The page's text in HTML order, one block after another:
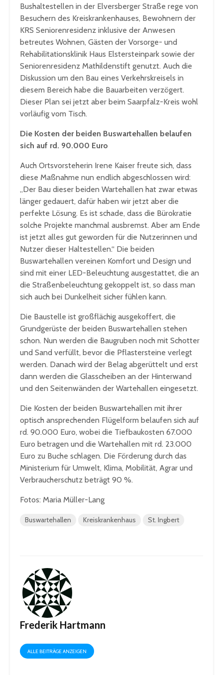
Bushaltestellen in der Elversberger Straße rege von
Besuchern des Kreiskrankenhauses, Bewohnern der
KRS Seniorenresidenz inklusive der Anwesen
betreutes Wohnen, Gästen der Vorsorge- und
Rehabilitationsklinik Haus Elstersteinpark sowie der
Seniorenresidenz Mathildenstift genutzt. Auch die
Diskussion um den Bau eines Verkehrskreisels in
diesem Bereich habe die Bauarbeiten verzögert.
Dieser Plan sei jetzt aber beim Saarpfalz-Kreis wohl
vorläufig vom Tisch.
Die Kosten der beiden Buswartehallen belaufen
sich auf rd. 90.000 Euro
Auch Ortsvorsteherin Irene Kaiser freute sich, dass
diese Maßnahme nun endlich abgeschlossen wird:
„Der Bau dieser beiden Wartehallen hat zwar etwas
länger gedauert, dafür haben wir jetzt aber die
perfekte Lösung. Es ist schade, dass die Bürokratie
solche Projekte manchmal ausbremst. Aber am Ende
ist jetzt alles gut geworden für die Nutzerinnen und
Nutzer dieser Haltestellen.“ Die beiden
Buswartehallen vereinen Komfort und Design und
sind mit einer LED-Beleuchtung ausgestattet, die an
die Straßenbeleuchtung gekoppelt ist, so dass man
sich auch bei Dunkelheit sicher fühlen kann.
Die Baustelle ist großflächig ausgekoffert, die
Grundgerüste der beiden Buswartehallen stehen
schon. Nun werden die Baugruben noch mit Schotter
und Sand verfüllt, bevor die Pflastersteine verlegt
werden. Danach wird der Belag abgerüttelt und erst
dann werden die Glasscheiben an der Hinterwand
und den Seitenwänden der Wartehallen eingesetzt.
Die Kosten der beiden Buswartehallen mit ihrer
optisch ansprechenden Flügelform belaufen sich auf
rd. 90.000 Euro, wobei die Tiefbaukosten 67.000
Euro betragen und die Wartehallen mit rd. 23.000
Euro zu Buche schlagen. Die Förderung durch das
Ministerium für Umwelt, Klima, Mobilität, Agrar und
Verbraucherschutz beträgt 90 %.
Fotos: Maria Müller-Lang
Buswartehallen Kreiskrankenhaus St. Ingbert
Frederik Hartmann
ALLE BEITRÄGE ANZEIGEN